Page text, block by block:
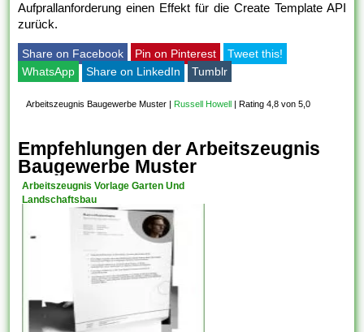
Aufprallanforderung einen Effekt für die Create Template API
zurück.
Share on Facebook Pin on Pinterest
Tweet this!
WhatsApp
Share on LinkedIn Tumblr
Arbeitszeugnis Baugewerbe Muster | Russell Howell |Rating 4,8 von 5,0
Empfehlungen der Arbeitszeugnis
Baugewerbe Muster
Arbeitszeugnis Vorlage Garten Und
Landschaftsbau